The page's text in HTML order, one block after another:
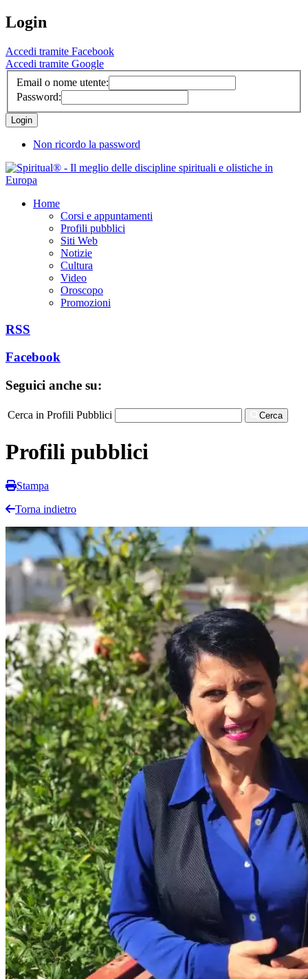
Login
Accedi tramite Facebook
Accedi tramite Google
Email o nome utente:
Password:
Non ricordo la password
Home
Corsi e appuntamenti
Profili pubblici
Siti Web
Notizie
Cultura
Video
Oroscopo
Promozioni
RSS
Facebook
Seguici anche su:
Cerca in Profili Pubblici Cerca
Profili pubblici
Stampa
Torna indietro